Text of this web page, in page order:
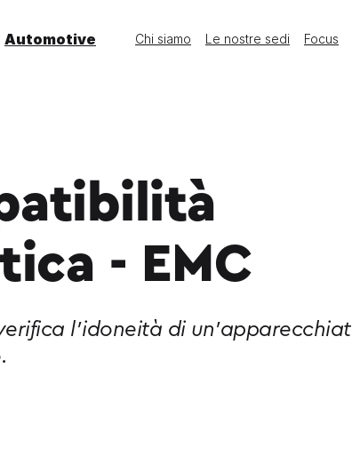
Automotive Chi siamo Le nostre sedi Focus
- EMC
l’idoneità di
che servono per legge, gestite con